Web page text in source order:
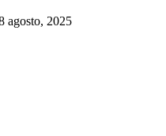
agosto, 2025